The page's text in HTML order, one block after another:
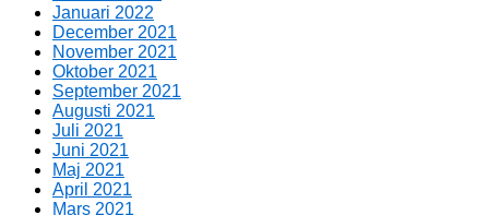
Januari 2022
December 2021
November 2021
Oktober 2021
September 2021
Augusti 2021
Juli 2021
Juni 2021
Maj 2021
April 2021
Mars 2021